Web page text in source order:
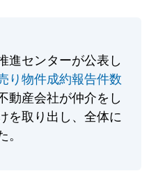
進センターが公表し
り物件成約報告件数
動産会社が仲介をし
を取り出し、全体に